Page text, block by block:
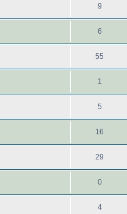
9
6
55
1
5
16
29
0
4